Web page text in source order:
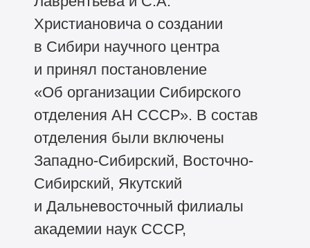
Христиановича о создании
в Сибири научного центра
и принял постановление
«Об организации Сибирского
отделения АН СССР». В состав
отделения были включены
Западно-Сибирский, Восточно-
Сибирский, Якутский
и Дальневосточный филиалы
академии наук СССР,